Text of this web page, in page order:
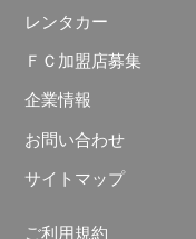
レンタカー
ＦＣ加盟店募集
企業情報
お問い合わせ
サイトマップ
ご利用規約